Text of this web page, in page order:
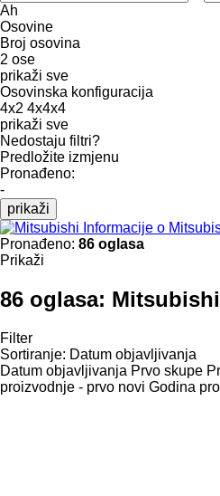
Ah
Osovine
Broj osovina
2 ose
prikaži sve
Osovinska konfiguracija
4x2 4x4x4
prikaži sve
Nedostaju filtri?
Predložite izmjenu
Pronađeno:
-
prikaži
Informacije o
Pronađeno: 86 oglasa
Prikaži
86 oglasa:
Filter
Sortiranje: Datum objavljivanja
Datum objavljivanja Prvo skupe
proizvodnje - prvo novi Godina